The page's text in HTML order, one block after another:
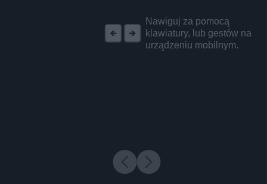
Nawiguj za pomocą
klawiatury, lub gestów na
urządzeniu mobilnym.